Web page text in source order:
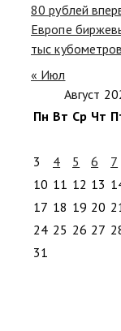
80 рублей
Европе
тыс кубометров
« Июл
Август
Пн Вт Ср Чт
3
4 5 6 7
10 11 12 13
17 18 19 20
24 25 26 27
31